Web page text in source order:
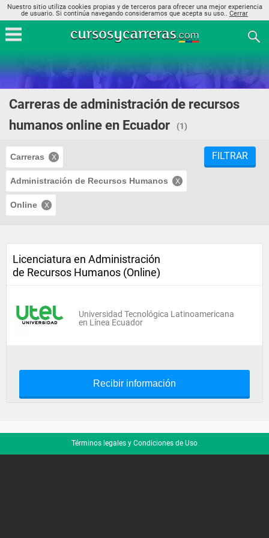
Nuestro sitio utiliza cookies propias y de terceros para ofrecer una mejor experiencia
de usuario. Si continúa navegando consideramos que acepta su uso.. Cerrar
Carreras de administración de recursos
humanos online en Ecuador
(1)
Carreras
Administración de Recursos Humanos
Online
FILTRAR
Licenciatura en Administración
de Recursos Humanos (Online)
Universidad Tecnológica Latinoamericana
en Línea Ecuador
Recibir información
Términos legales y Condiciones de Uso